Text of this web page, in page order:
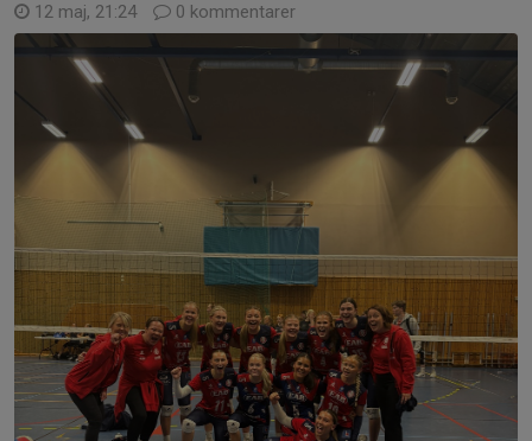
12 maj, 21:24 0 kommentarer